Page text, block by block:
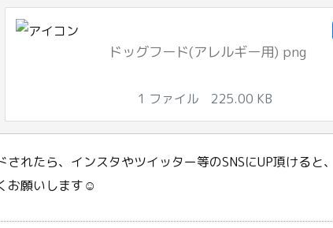
ドッグフード(アレルギー用) png
1 ファイル 225.00 KB
されたら、インスタやツイッター等のSNSにUP頂けると
お願いします☺